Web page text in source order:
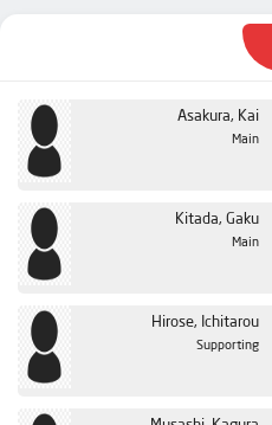
Asakura, Kai
Main
Kitada, Gaku
Main
Hirose, Ichitarou
Supporting